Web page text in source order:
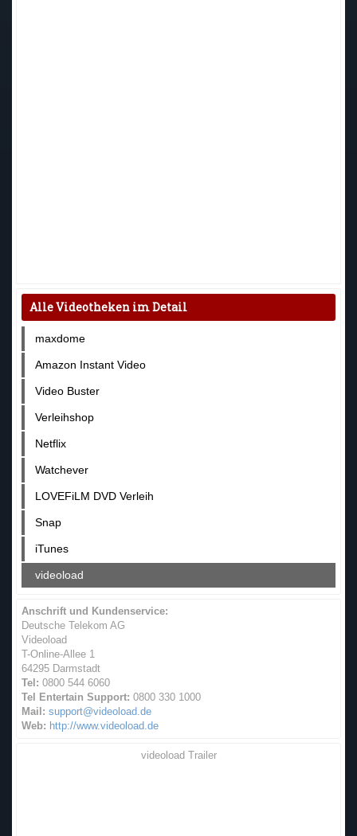
Alle Videotheken im Detail
maxdome
Amazon Instant Video
Video Buster
Verleihshop
Netflix
Watchever
LOVEFiLM DVD Verleih
Snap
iTunes
videoload
Anschrift und Kundenservice:
Deutsche Telekom AG
Videoload
T-Online-Allee 1
64295 Darmstadt
Tel: 0800 544 6060
Tel Entertain Support: 0800 330 1000
Mail: support@videoload.de
Web: http://www.videoload.de
videoload Trailer